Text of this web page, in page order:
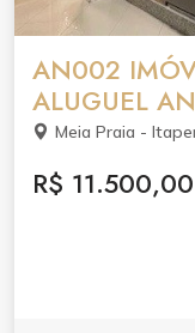
AN002
ALUGUEL
Meia Praia -
R$ 11.500,00